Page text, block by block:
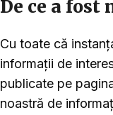
De ce a fost
Cu toate că
informații de
publicate pe
noastră de